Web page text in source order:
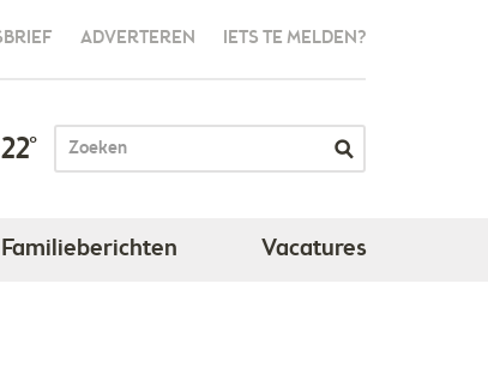
ADVERTEREN IETS TE MELDEN?
22°
Familieberichten Vacatures